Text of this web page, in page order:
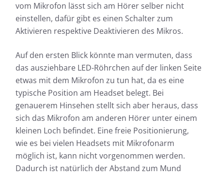
vom Mikrofon lässt sich am Hörer selber nicht
einstellen, dafür gibt es einen Schalter zum
Aktivieren respektive Deaktivieren des Mikros.
Auf den ersten Blick könnte man vermuten, dass
das ausziehbare LED-Röhrchen auf der linken Seite
etwas mit dem Mikrofon zu tun hat, da es eine
typische Position am Headset belegt. Bei
genauerem Hinsehen stellt sich aber heraus, dass
sich das Mikrofon am anderen Hörer unter einem
kleinen Loch befindet. Eine freie Positionierung,
wie es bei vielen Headsets mit Mikrofonarm
möglich ist, kann nicht vorgenommen werden.
Dadurch ist natürlich der Abstand zum Mund